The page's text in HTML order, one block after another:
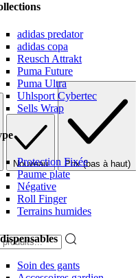
adidas predator
adidas copa
Reusch Attrakt
Puma Future
Puma Ultra
Uhlsport Cybertec
Sells Wrap
Protection Fixée
Paume plate
Négative
Roll Finger
Terrains humides
Soin des gants
Nouveau Prix (bas à haut)